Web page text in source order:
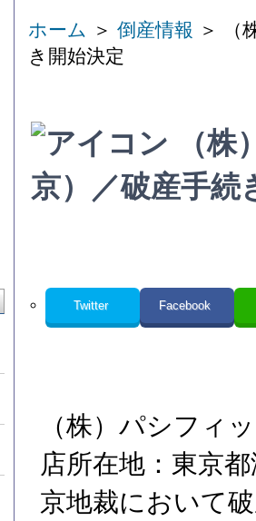
ホーム ＞ 倒産情報 ＞ （
き開始決定
（株
京）／破産手続
Twitter Facebook
（株）パシフィ
店所在地：東京
京地裁において